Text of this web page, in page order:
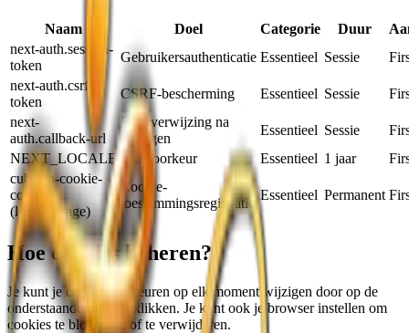
Naam Doel Categorie Duur
next-auth.session-
token
Gebruikersauthenticatie Essentieel Sessie
next-auth.csrf-
token
CSRF-bescherming Essentieel Sessie
next-
auth.callback-url
Doorverwijzing na
inloggen
Essentieel Sessie
NEXT_LOCALE Taalvoorkeur Essentieel 1 jaar
cubania-cookie-
consent
(localStorage)
Cookie-
toestemmingsregistratie
Essentieel Permanent
Hoe cookies beheren?
Je kunt je cookievoorkeuren op elk moment wijzigen door op de
onderstaande knop te klikken. Je kunt ook je browser instellen om
cookies te blokkeren of te verwijderen.